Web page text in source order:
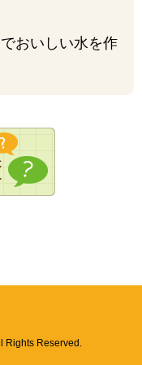
おいしい水を作
Rights Reserved.